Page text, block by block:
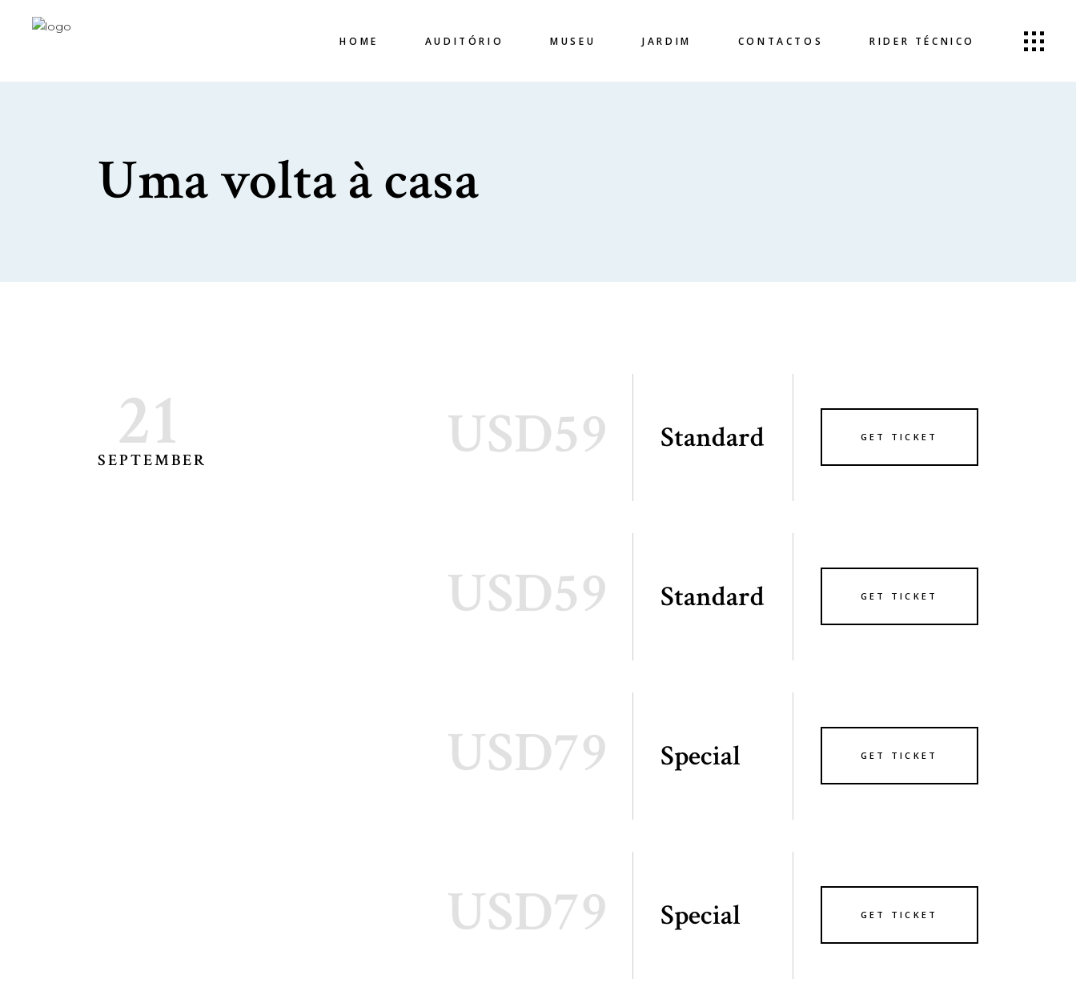
HOME AUDITÓRIO MUSEU JARDIM CONTACTOS RIDER TÉCNICO
Uma volta à casa
21
SEPTEMBER USD59 Standard GET TICKET
USD59 Standard GET TICKET
USD79 Special GET TICKET
USD79 Special GET TICKET